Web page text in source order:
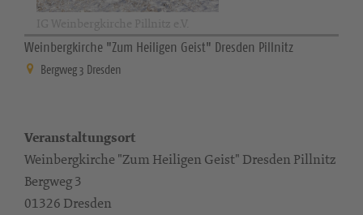
Weinbergkirche "Zum Heiligen Geist" Dresden Pillnitz
Bergweg 3 Dresden
Veranstaltungsort
Weinbergkirche "Zum Heiligen Geist" Dresden Pillnitz
Bergweg 3
01326 Dresden